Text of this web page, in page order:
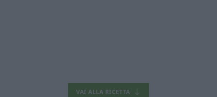
VAI ALLA RICETTA